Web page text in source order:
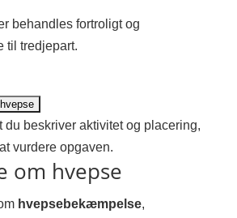
behandles fortroligt og
til tredjepart.
beskriver aktivitet og placering,
vurdere opgaven.
om hvepse
hvepsebekæmpelse,